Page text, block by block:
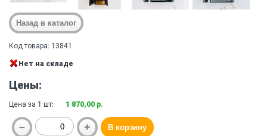
Код товара: 13841
Нет на складе
Цены:
Цена за 1 шт: 1 870,00 р.